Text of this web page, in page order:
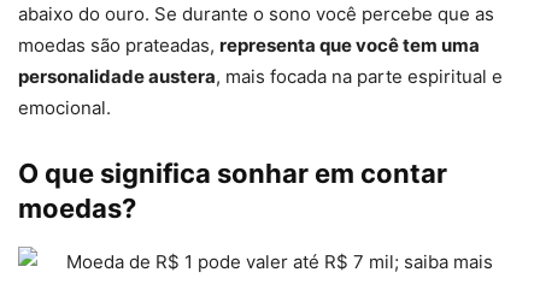
abaixo do ouro. Se durante o sono você percebe que as
moedas são prateadas, representa que você tem uma
personalidade austera, mais focada na parte espiritual e
emocional.
O que significa sonhar em contar
moedas?